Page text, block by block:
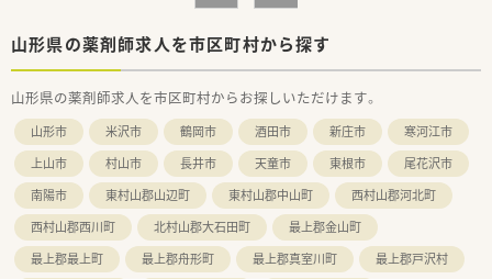
■上場企業ならではの手厚い福利厚生や、住宅手当などの諸手当
が充実した職場で安定して働きたい方です。
責任ある仕事に挑戦したいと考える方です。
【会社特徴】
■世界各地に拠点を持つグローバルな企業であり、プライム市場
上場企業として強固な経営基盤を誇っています。
■原薬の調達から製造、物流、営業に至るまでを自社で一貫して
行う体制により、迅速な供給を実現しています。
■700品目を超える豊富なラインナップを持つ国内トップクラ
スのメーカーとして、医療の未来を支えています。
山形県の薬剤師求人を市区町村から探す
山形県の薬剤師求人を市区町村からお探しいただけます。
山形市 米沢市 鶴岡市 酒田市 新庄市
寒河江市
上山市
村山市 長井市 天童市 東根市
尾花沢市
南陽市
東村山郡山辺町 東村山郡中山町
西村山郡河北町
西村山郡西川町
北村山郡大石田町
最上郡金山町
最上郡最上町
最上郡舟形町 最上郡真室川町
最上郡戸沢村